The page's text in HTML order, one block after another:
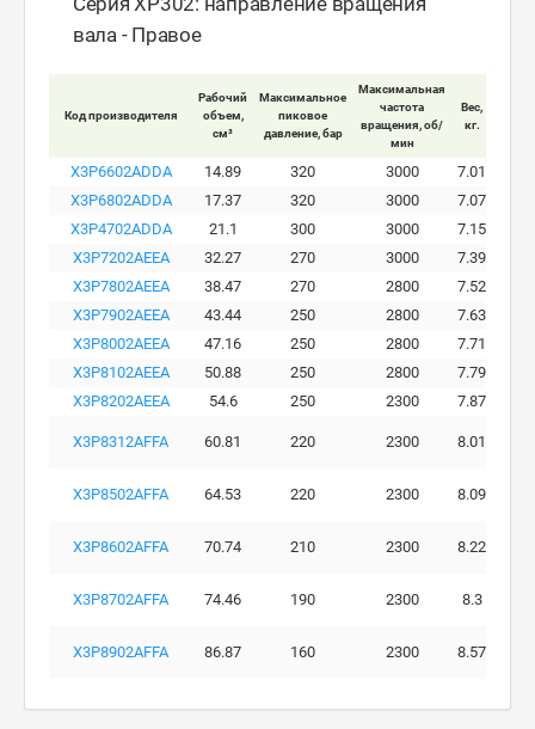
вала - Правое
Код производителя
Рабочий
объем,
см³
Максимальное
пиковое
давление, бар
Максимальная
частота
вращения, об/
мин
Вес,
кг.
X3P6602ADDA 14.89 320 3000 7.01
X3P6802ADDA
17.37 320 3000 7.07
X3P4702ADDA
21.1 300 3000 7.15
X3P7202AEEA
32.27 270 3000 7.39
X3P7802AEEA
38.47 270 2800 7.52
X3P7902AEEA
43.44 250 2800 7.63
X3P8002AEEA
47.16 250 2800 7.71
X3P8102AEEA
50.88 250 2800 7.79
X3P8202AEEA
54.6 250 2300 7.87
X3P8312AFFA 60.81 220 2300 8.01
X3P8502AFFA 64.53 220 2300 8.09
X3P8602AFFA 70.74 210 2300 8.22
X3P8702AFFA 74.46 190 2300 8.3
X3P8902AFFA 86.87 160 2300 8.57